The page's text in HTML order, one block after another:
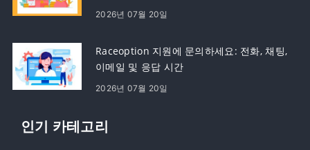
2026년 07월 20일
Raceoption 지원에 문의하세요: 전화, 채팅,
이메일 및 응답 시간
2026년 07월 20일
인기 카테고리